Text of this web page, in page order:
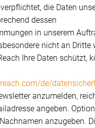
die Daten
dessen
in unserem
nicht an Dritte
Ihre Daten schützt,
de/
anzumelden,
angeben.
anzugeben.